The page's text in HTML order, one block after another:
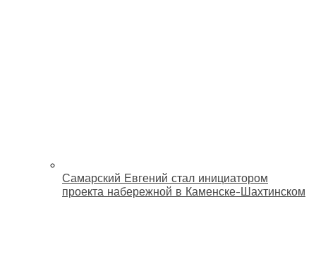
Самарский Евгений стал инициатором
проекта набережной в Каменске-Шахтинском